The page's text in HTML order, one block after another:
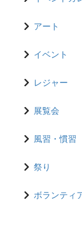
アート
イベント
レジャー
展覧会
風習・慣習
祭り
ボランティ